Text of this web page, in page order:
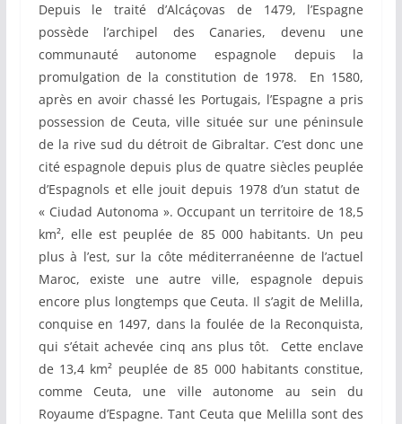
Depuis le traité d’Alcáçovas de 1479, l’Espagne
possède l’archipel des Canaries, devenu une
communauté autonome espagnole depuis la
promulgation de la constitution de 1978. En 1580,
après en avoir chassé les Portugais, l’Espagne a pris
possession de Ceuta, ville située sur une péninsule
de la rive sud du détroit de Gibraltar. C’est donc une
cité espagnole depuis plus de quatre siècles peuplée
d’Espagnols et elle jouit depuis 1978 d’un statut de
« Ciudad Autonoma ». Occupant un territoire de 18,5
km², elle est peuplée de 85 000 habitants. Un peu
plus à l’est, sur la côte méditerranéenne de l’actuel
Maroc, existe une autre ville, espagnole depuis
encore plus longtemps que Ceuta. Il s’agit de Melilla,
conquise en 1497, dans la foulée de la Reconquista,
qui s’était achevée cinq ans plus tôt. Cette enclave
de 13,4 km² peuplée de 85 000 habitants constitue,
comme Ceuta, une ville autonome au sein du
Royaume d’Espagne. Tant Ceuta que Melilla sont des